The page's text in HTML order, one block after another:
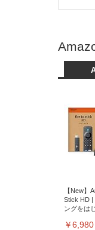
【New】
Stick HD |
ングをは
￥6,980